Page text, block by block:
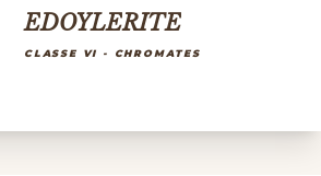
EDOYLERITE
CLASSE VI - CHROMATES